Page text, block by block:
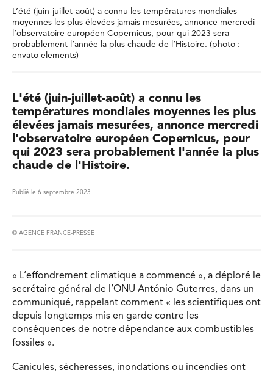
L’été (juin-juillet-août) a connu les températures mondiales
moyennes les plus élevées jamais mesurées, annonce mercredi
l’observatoire européen Copernicus, pour qui 2023 sera
probablement l’année la plus chaude de l’Histoire. (photo :
envato elements)
L'été (juin-juillet-août) a connu les
températures mondiales moyennes les plus
élevées jamais mesurées, annonce mercredi
l'observatoire européen Copernicus, pour
qui 2023 sera probablement l'année la plus
chaude de l'Histoire.
Publié le 6 septembre 2023
© AGENCE FRANCE-PRESSE
« L’effondrement climatique a commencé », a déploré le
secrétaire général de l’ONU António Guterres, dans un
communiqué, rappelant comment « les scientifiques ont
depuis longtemps mis en garde contre les
conséquences de notre dépendance aux combustibles
fossiles ».
Canicules, sécheresses, inondations ou incendies ont